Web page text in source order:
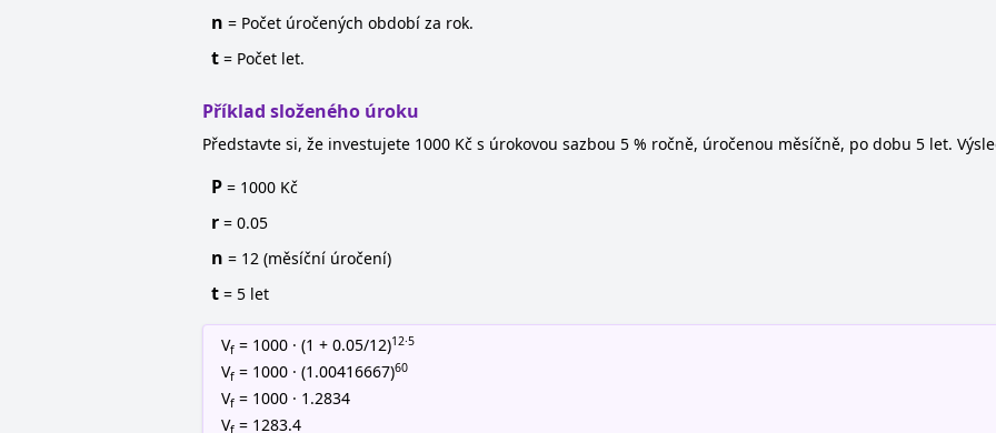
n = Počet úročených období za rok.
t = Počet let.
Příklad složeného úroku
Představte si, že investujete 1000 Kč s úrokovou sazbou 5 % ročně, úročenou měsíčně, po dobu 5 let.
P = 1000 Kč
r = 0.05
n = 12 (měsíční úročení)
t = 5 let
Vf = 1000 · (1 + 0.05/12)12·5
Vf = 1000 · (1.00416667)60
Vf = 1000 · 1.2834
Vf = 1283.4